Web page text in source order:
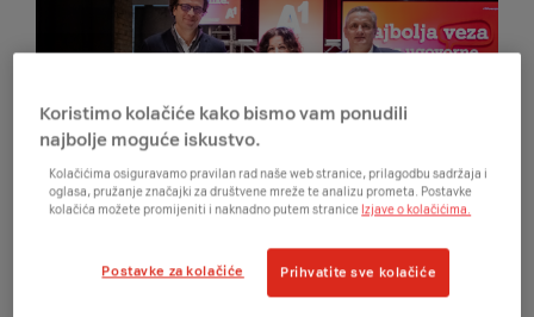
Zagreb, 20. travnja 2023. – A1 Hrvatska nastavlja s
ubrzanom izgradnjom i modernizacijom najveće
Koristimo kolačiće kako bismo vam ponudili
najbolje moguće iskustvo.
Kolačićima osiguravamo pravilan rad naše web stranice, prilagodbu sadržaja i
oglasa, pružanje značajki za društvene mreže te analizu prometa. Postavke
kolačića možete promijeniti i naknadno putem stranice Izjave o kolačićima.
Postavke za kolačiće Prihvatite sve kolačiće